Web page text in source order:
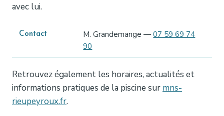
avec lui.
Contact M. Grandemange —07 59 69 74
90
Retrouvez également les horaires, actualités et
informations pratiques de la piscine sur mns-
rieupeyroux.fr.